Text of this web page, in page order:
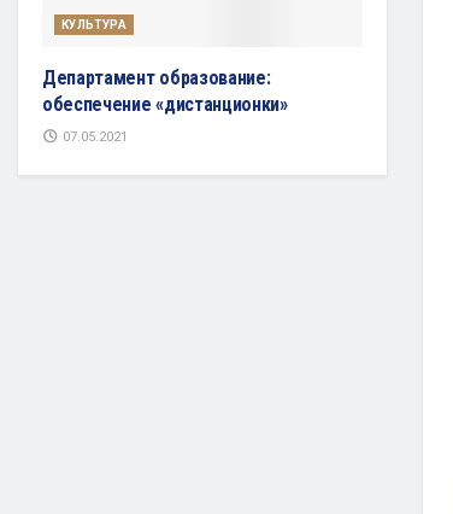
КУЛЬТУРА
Департамент образование:
обеспечение «дистанционки»
07.05.2021